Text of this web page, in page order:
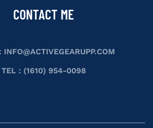
CONTACT ME
INFO@ACTIVEGEARUPP.COM
TEL : (1610) 954-0098